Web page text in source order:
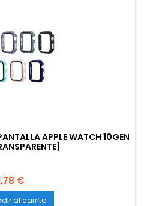
APPLE WATCH 10GEN
€
al carrito